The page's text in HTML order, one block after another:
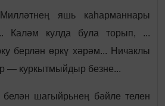
яшь каһарманнары
Каләм кулда була торып, ...
берлән өркү хәрәм... Ничаклы
— куркытмыйдыр безне...
шагыйрьнең бәйле телен